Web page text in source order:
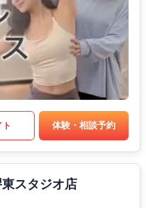
ト 体験・相談予約
スタジオ店